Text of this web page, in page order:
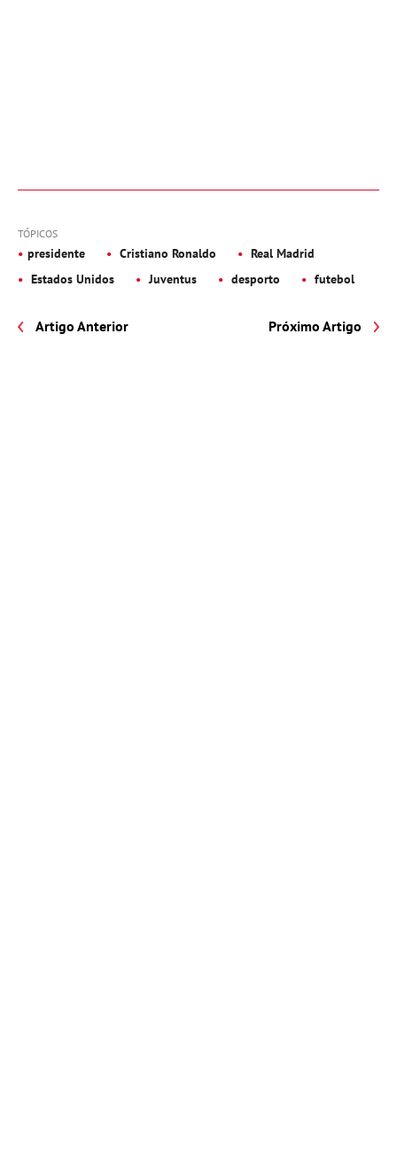
TÓPICOS
presidente Cristiano Ronaldo
Real Madrid
Estados Unidos
Juventus desporto futebol
Artigo Anterior Próximo Artigo